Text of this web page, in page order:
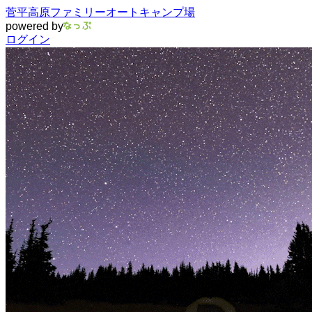
菅平高原ファミリーオートキャンプ場
powered by
ログイン